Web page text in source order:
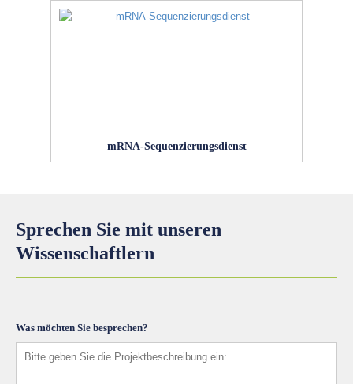
mRNA-Sequenzierungsdienst
Sprechen Sie mit unseren
Wissenschaftlern
Was möchten Sie besprechen?